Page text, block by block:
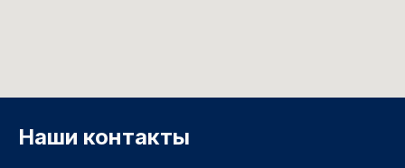
Наши контакты